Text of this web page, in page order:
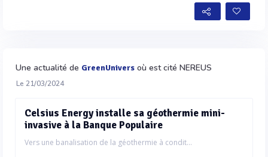
Une actualité de GreenUnivers où est cité NEREUS
Le 21/03/2024
Celsius Energy installe sa géothermie mini-
invasive à la Banque Populaire
Vers une banalisation de la géothermie à condit...